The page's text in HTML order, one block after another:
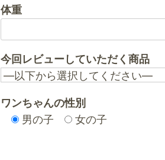
体重
今回レビューしていただく商品
ワンちゃんの性別
男の子
女の子